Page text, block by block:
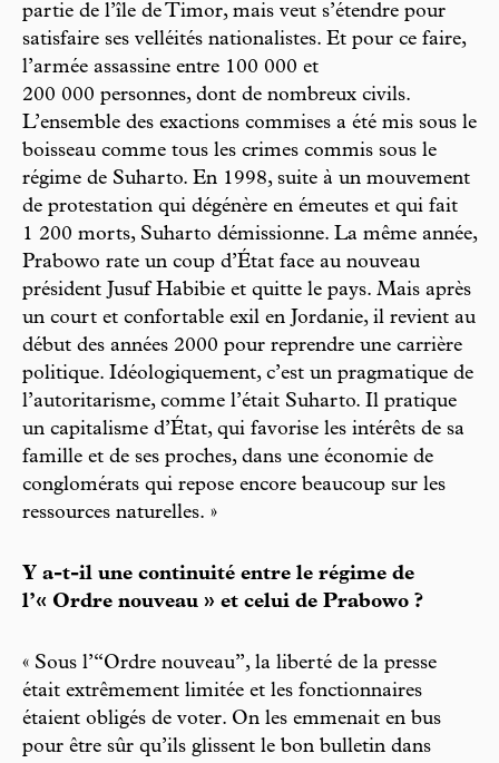
partie de l’île de Timor, mais veut s’étendre pour
satisfaire ses velléités nationalistes. Et pour ce faire,
l’armée assassine entre 100 000 et
200 000 personnes, dont de nombreux civils.
L’ensemble des exactions commises a été mis sous le
boisseau comme tous les crimes commis sous le
régime de Suharto. En 1998, suite à un mouvement
de protestation qui dégénère en émeutes et qui fait
1 200 morts, Suharto démissionne. La même année,
Prabowo rate un coup d’État face au nouveau
président Jusuf Habibie et quitte le pays. Mais après
un court et confortable exil en Jordanie, il revient au
début des années 2000 pour reprendre une carrière
politique. Idéologiquement, c’est un pragmatique de
l’autoritarisme, comme l’était Suharto. Il pratique
un capitalisme d’État, qui favorise les intérêts de sa
famille et de ses proches, dans une économie de
conglomérats qui repose encore beaucoup sur les
ressources naturelles. »
Y a-t-il une continuité entre le régime de
l’« Ordre nouveau » et celui de Prabowo ?
« Sous l’“Ordre nouveau”, la liberté de la presse
était extrêmement limitée et les fonctionnaires
étaient obligés de voter. On les emmenait en bus
pour être sûr qu’ils glissent le bon bulletin dans